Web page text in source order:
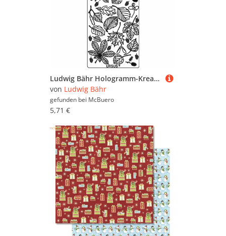
Ludwig Bähr Hologramm-Kreativsticker 10x23cm Motiv 54 VE=5 Stück rot
von Ludwig Bähr
gefunden bei McBuero
5,71 €